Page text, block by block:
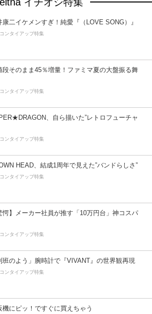
康二イケメンすぎ！純愛『（LOVE SONG）』
ンタイアップ特集
段そのまま45％増量！ファミマ夏の大盤振る舞
ンタイアップ特集
、自ら描いた”レトロフューチャ
ンタイアップ特集
HEAD、結成1周年で見えた”バンドらしさ”
ンタイアップ特集
愕】メーカー社員が推す「10万円台」神コスパ
ンタイアップ特集
班のよう」腕時計で『VIVANT』の世界観再現
ンタイアップ特集
機にピッ！ですぐに買えちゃう